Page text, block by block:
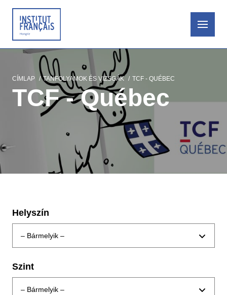
tartalomra
Morzsa
CÍMLAP TANFOLYAMOK ÉS VIZSGÁK TCF - QUÉBEC
TCF - Québec
Helyszín
Szint